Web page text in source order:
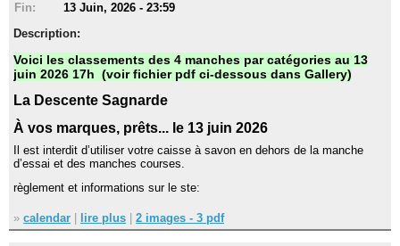
VTT
Athlétisme
Slalom In-Line
Caisse à savon
Coupe "Journal La Gruyère"
Hippisme
Marche
Archives
Navigation
site map
Fin:
13 Juin, 2026 - 23:59
Description:
Voici les classements des 4 manches par catégories au 13
juin 2026 17h (voir fichier pdf ci-dessous dans Gallery)
La Descente Sagnarde
À vos marques, prêts... le 13 juin 2026
Il est interdit d’utiliser votre caisse à savon en dehors de la manche
d’essai et des manches courses.
règlement et informations sur le ste:
» calendar lire plus 2 images - 3 pdf